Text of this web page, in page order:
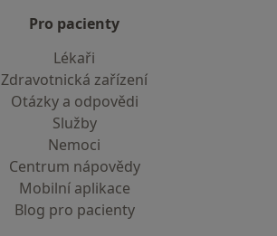
Pro pacienty
Lékaři
Zdravotnická zařízení
Otázky a odpovědi
Služby
Nemoci
Centrum nápovědy
Mobilní aplikace
Blog pro pacienty